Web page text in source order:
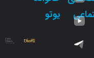
یوتو